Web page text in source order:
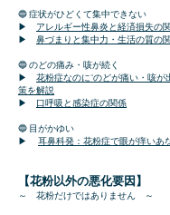
🔵 症状がひどくて集中できない
▶ アレルギー性鼻炎と経済損失の
▶ 鼻づまりと集中力・生活の質の
🔵 のどの痛み・咳が続く
▶ 花粉症なのに“のどが痛い・咳が
策を解説
▶ 口呼吸と感染症の関係
🔵 目がかゆい
▶ 耳鼻科発：花粉症で眼が痒いあ
【花粉以外の悪化要因】
～ 花粉だけではありません ～